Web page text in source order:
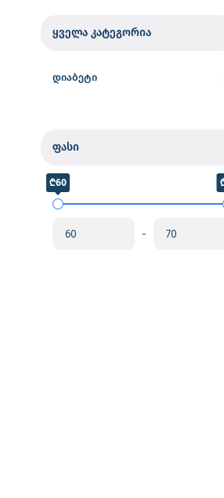
ყველა კატეგორია
დიაბეტი
ფასი
₾60
-